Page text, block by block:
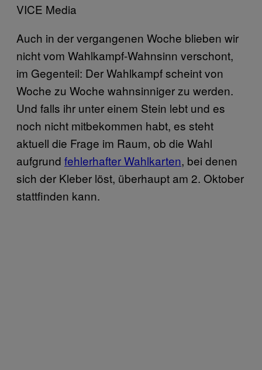
VICE Media
Auch in der vergangenen Woche blieben wir
nicht vom Wahlkampf-Wahnsinn verschont,
im Gegenteil: Der Wahlkampf scheint von
Woche zu Woche wahnsinniger zu werden.
Und falls ihr unter einem Stein lebt und es
noch nicht mitbekommen habt, es steht
aktuell die Frage im Raum, ob die Wahl
aufgrund fehlerhafter Wahlkarten, bei denen
sich der Kleber löst, überhaupt am 2. Oktober
stattfinden kann.